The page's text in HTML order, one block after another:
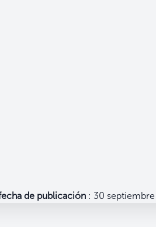
de publicación : 30